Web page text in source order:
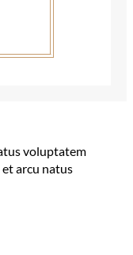
voluptatem
arcu natus